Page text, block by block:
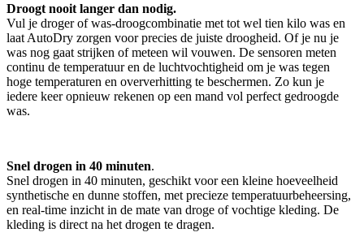
Droogt nooit langer dan nodig.
Vul je droger of was-droogcombinatie met tot wel tien kilo was en
laat AutoDry zorgen voor precies de juiste droogheid. Of je nu je
was nog gaat strijken of meteen wil vouwen. De sensoren meten
continu de temperatuur en de luchtvochtigheid om je was tegen
hoge temperaturen en oververhitting te beschermen. Zo kun je
iedere keer opnieuw rekenen op een mand vol perfect gedroogde
was.
Snel drogen in 40 minuten.
Snel drogen in 40 minuten, geschikt voor een kleine hoeveelheid
synthetische en dunne stoffen, met precieze temperatuurbeheersing,
en real-time inzicht in de mate van droge of vochtige kleding. De
kleding is direct na het drogen te dragen.